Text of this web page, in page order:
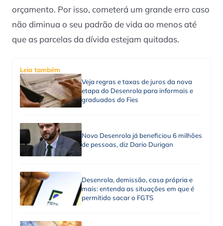
orçamento. Por isso, cometerá um grande erro caso
não diminua o seu padrão de vida ao menos até
que as parcelas da dívida estejam quitadas.
Leia também
Veja regras e taxas de juros da nova
etapa do Desenrola para informais e
graduados do Fies
Novo Desenrola já beneficiou 6 milhões
de pessoas, diz Dario Durigan
Desenrola, demissão, casa própria e
mais: entenda as situações em que é
permitido sacar o FGTS